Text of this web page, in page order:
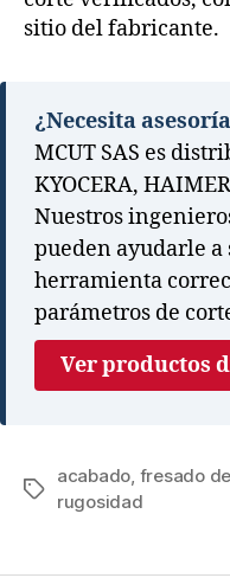
sitio del fabricante.
¿Necesita
MCUT SAS es
KYOCERA,
Nuestros
pueden ayudarle
herramienta
parámetros de
Ver productos
acabado fresado
rugosidad